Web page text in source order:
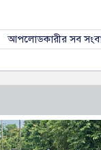
আপলোডকারীর সব